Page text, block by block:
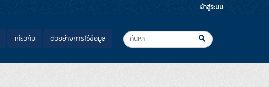
เข้าสู่ระบบ
เกี่ยวกับ ตัวอย่างการใช้ข้อมูล